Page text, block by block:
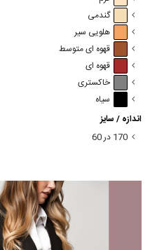
گندمی
هلویی سیر
قهوه ای متوسط
قهوه ای
خاکستری
سیاه
اندازه / سایز
170 در 60